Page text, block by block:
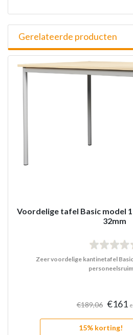
Gerelateerde producten
Voordelige tafel Basic model 1130 met ronde
32mm
Zeer voordelige kantinetafel
€189,06 €161
15% korting!